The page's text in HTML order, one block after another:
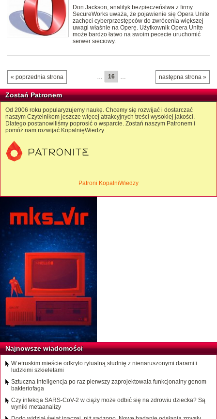
Don Jackson, analityk bezpieczeństwa z firmy
SecureWorks uważa, że pojawienie się Opera Unite
zachęci cyberprzestępców do zwrócenia większej
uwagi właśnie na Operę. Użytkownik Opera Unite
może bardzo łatwo na swoim pececie uruchomić
serwer sieciowy.
« poprzednia strona następna strona »
… 16 …
Zostań Patronem
Od 2006 roku popularyzujemy naukę. Chcemy się rozwijać i dostarczać
naszym Czytelnikom jeszcze więcej atrakcyjnych treści wysokiej jakości.
Dlatego postanowiliśmy poprosić o wsparcie. Zostań naszym Patronem i
pomóż nam rozwijać KopalnięWiedzy.
Patroni KopalniWiedzy
Najnowsze wiadomości
W etruskim mieście odkryto rytualną studnię z nienaruszonymi darami i
ludzkimi szkieletami
Sztuczna inteligencja po raz pierwszy zaprojektowała funkcjonalny genom
bakteriofaga
Czy infekcja SARS-CoV-2 w ciąży może odbić się na zdrowiu dziecka? Są
wyniki metaanalizy